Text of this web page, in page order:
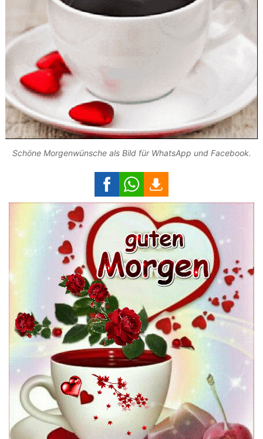
Schöne Morgenwünsche als Bild für WhatsApp und Facebook.